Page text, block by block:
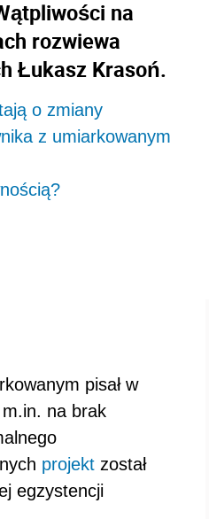
na
rozwiewa
Łukasz Krasoń.
o zmiany
z umiarkowanym
pisał w
na brak
projekt został
egzystencji